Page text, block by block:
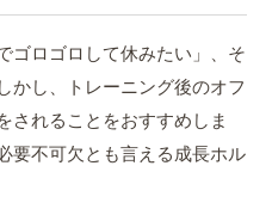
ゴロゴロして休みたい」、そ
かし、トレーニング後のオフ
されることをおすすめしま
要不可欠とも言える成長ホル